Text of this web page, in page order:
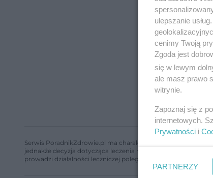
Serwis PoradnikZdrowie.pl ma charakter edukacyjny, nie
jednakże decyzja dotycząca leczenia należy do lekarza.
prowadzi działalności leczniczej polegającej na udzielaniu
ulepszanie
cenimy Twoją
Zgoda jest
się w lewym
ale masz prawo
witrynie.
Zapoznaj się z
internetowych.
Prywatności i
PARTNERZY